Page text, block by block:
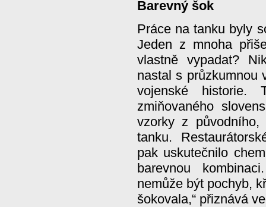
Barevný šok
Práce na tanku byly
Jeden z mnoha
vlastně vypadat?
nastal s průzkumnou
vojenské
zmiňovaného
vzorky z
tanku.
pak uskutečnilo
barevnou
nemůže být pochyb,
šokovala,“ přiznává